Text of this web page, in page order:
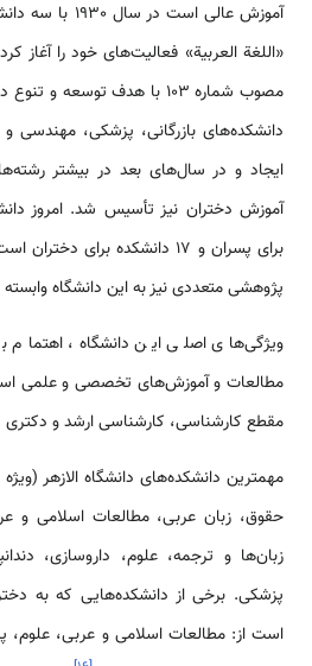
آموزش عالی است
مصوب شماره 103 با هدف توسعه
دانشکده­‌های بازرگانی، پزشکی، مهندسی
ایجاد و در سال­‌های بعد در بیشتر
برای پسران و 17 دانشکده برای
پژوهشی متعددی نیز به این دانشگاه
ویژگی­‌های اصلی این دانشگاه، اهتمام
مطالعات و آموزش‌­های تخصصی و علمی
مقطع کارشناسی، کارشناسی ارشد و دکتری
مهمترین دانشکده‌­های دانشگاه الازهر
حقوق، زبان عربی، مطالعات اسلامی و
زبان­‌ها و ترجمه، علوم، داروسازی،
پزشکی. برخی از دانشکده‌­هایی که به
است از: مطالعات اسلامی و عربی، علوم،